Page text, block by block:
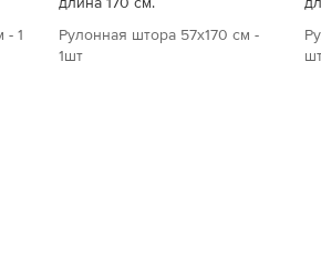
- 1
Рулонная штора 57х170 см -
1шт